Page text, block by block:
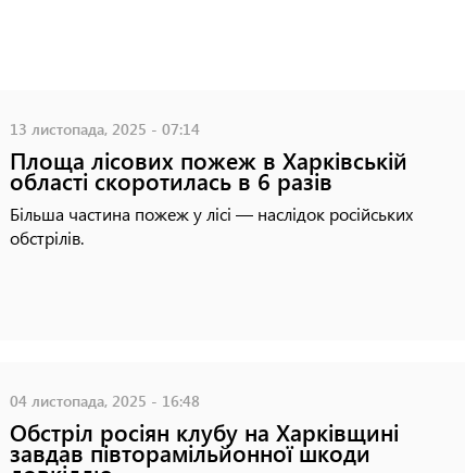
13 листопада, 2025 - 07:14
Площа лісових пожеж в Харківській
області скоротилась в 6 разів
Більша частина пожеж у лісі — наслідок російських
обстрілів.
04 листопада, 2025 - 16:48
Обстріл росіян клубу на Харківщині
завдав півторамільйонної шкоди